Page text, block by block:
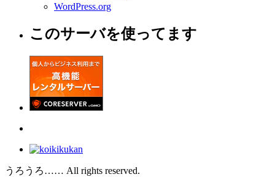
WordPress.org
このサーバを使ってます
うろうろ…… All rights reserved.